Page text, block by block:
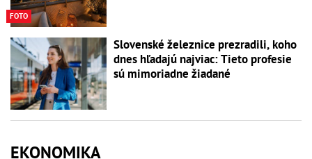
FOTO
Slovenské železnice prezradili, koho
dnes hľadajú najviac: Tieto profesie
sú mimoriadne žiadané
EKONOMIKA